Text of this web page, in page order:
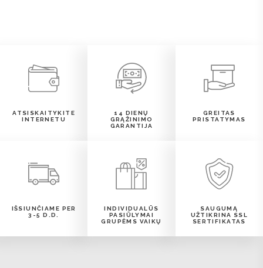
ATSISKAITYKITE
INTERNETU
14 DIENŲ
GRĄŽINIMO
GARANTIJA
GREITAS
PRISTATYMAS
IŠSIUNČIAME PER
3-5 D.D.
INDIVIDUALŪS
PASIŪLYMAI
GRUPĖMS VAIKŲ
SAUGUMĄ
UŽTIKRINA SSL
SERTIFIKATAS